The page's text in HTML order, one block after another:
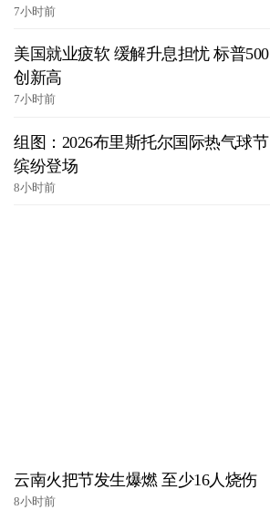
7小时前
美国就业疲软 缓解升息担忧 标普500
创新高
7小时前
组图：2026布里斯托尔国际热气球节
缤纷登场
8小时前
云南火把节发生爆燃 至少16人烧伤
8小时前